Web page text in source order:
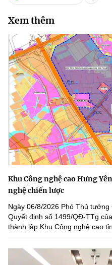
Xem thêm
Khu Công nghệ cao Hưng
nghệ chiến lược
Ngày 06/8/2026 Phó Thủ
Quyết định số 1499/QĐ-TTg
thành lập Khu Công nghệ cao